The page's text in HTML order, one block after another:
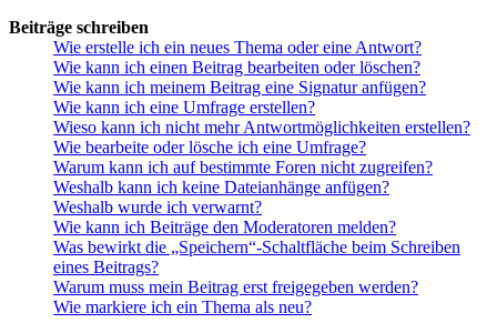
Beiträge schreiben
Wie erstelle ich ein neues Thema oder eine Antwort?
Wie kann ich einen Beitrag bearbeiten oder löschen?
Wie kann ich meinem Beitrag eine Signatur anfügen?
Wie kann ich eine Umfrage erstellen?
Wieso kann ich nicht mehr Antwortmöglichkeiten erstellen?
Wie bearbeite oder lösche ich eine Umfrage?
Warum kann ich auf bestimmte Foren nicht zugreifen?
Weshalb kann ich keine Dateianhänge anfügen?
Weshalb wurde ich verwarnt?
Wie kann ich Beiträge den Moderatoren melden?
Was bewirkt die „Speichern“-Schaltfläche beim Schreiben
eines Beitrags?
Warum muss mein Beitrag erst freigegeben werden?
Wie markiere ich ein Thema als neu?